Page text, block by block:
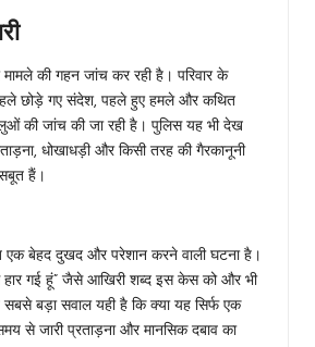
की गहन जांच कर रही है। परिवार के
छोड़े गए संदेश, पहले हुए हमले और कथित
की जांच की जा रही है। पुलिस यह भी देख
धोखाधड़ी और किसी तरह की गैरकानूनी
हैं।
एक बेहद दुखद और परेशान करने वाली घटना है।
हार गई हूं” जैसे आखिरी शब्द इस केस को और भी
बड़ा सवाल यही है कि क्या यह सिर्फ एक
से जारी प्रताड़ना और मानसिक दबाव का